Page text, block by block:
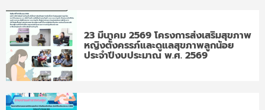
23 มีนาคม 2569 โครงการส่งเสริมสุขภาพ
หญิงตั้งครรภ์และดูแลสุขภาพลูกน้อย
ประจำปีงบประมาณ พ.ศ. 2569